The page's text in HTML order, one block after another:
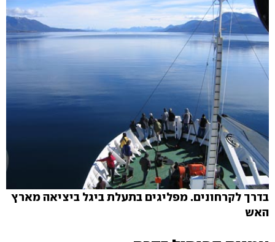
בדרך לקרחונים. מפליגים בתעלת ביגל ביציאה מארץ
האש